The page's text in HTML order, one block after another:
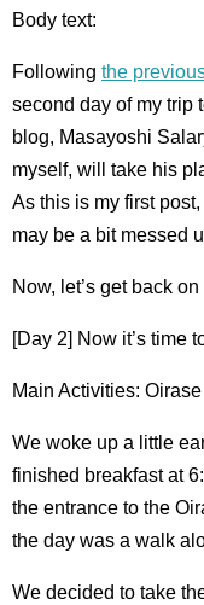
Body text:
Following the
second day of my trip
blog, Masayoshi
myself, will take his
As this is my first
may be a bit messed
Now, let’s get back
[Day 2] Now it’s time
Main Activities:
We woke up a little
finished breakfast at
the entrance to the
the day was a walk
We decided to take